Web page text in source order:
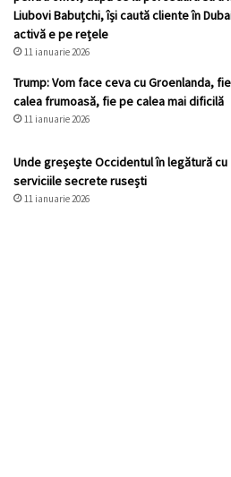
Liubovi Babuțchi, își caută cliente în
activă e pe rețele
11 ianuarie 2026
Trump: Vom face ceva cu Groenlanda,
calea frumoasă, fie pe calea mai dificilă
11 ianuarie 2026
Unde greșește Occidentul în legătură cu
serviciile secrete rusești
11 ianuarie 2026